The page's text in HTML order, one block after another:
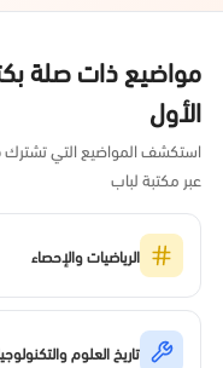
مواضيع ذات صلة
الأول
استكشف المواضيع التي تشترك
عبر مكتبة لباب
الرياضيات والإحصاء
تاريخ العلوم